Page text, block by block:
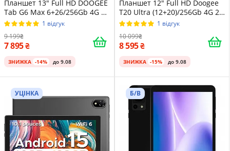
Планшет 13" Full HD DOOGEE
Tab G6 Max 6+26/256Gb 4G 2-
SIM 8 ядер Android 16 11000
mAh Чорно-сірий
1 відгук
9 199
7 895
ЗНИЖКА -14% до 9.08
Планшет 12" Full HD Doogee
T20 Ultra (12+20)/256Gb 4G 2-
SIM 8 ядер Android 13 10800
1 відгук
10 099
8 595
ЗНИЖКА -15% до 9.08
УЦІНКА Б/В